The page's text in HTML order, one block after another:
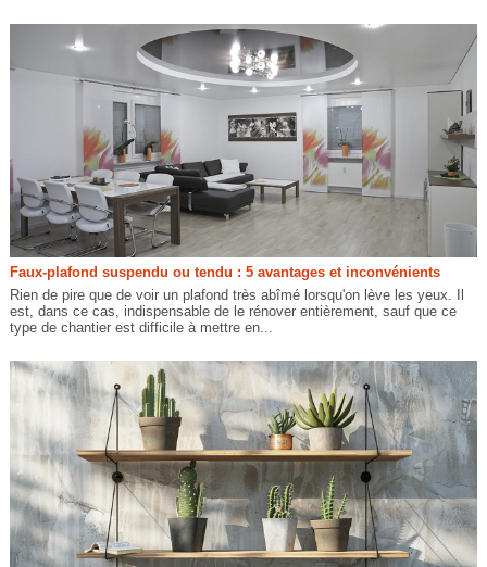
Faux-plafond suspendu ou tendu : 5 avantages et inconvénients
Rien de pire que de voir un plafond très abîmé lorsqu'on lève les yeux. Il
est, dans ce cas, indispensable de le rénover entièrement, sauf que ce
type de chantier est difficile à mettre en...